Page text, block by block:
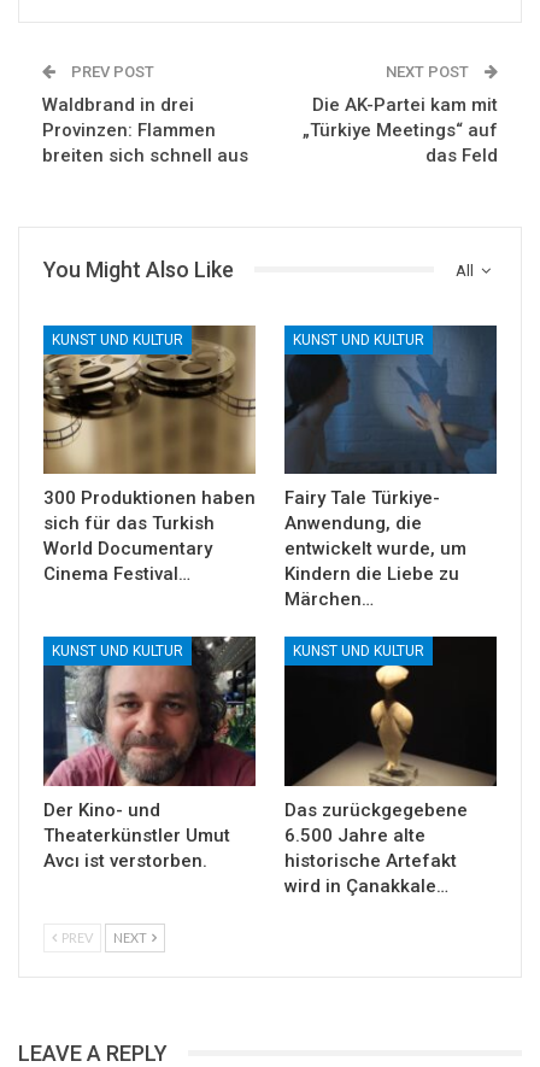
PREV POST
Waldbrand in drei
Provinzen: Flammen
breiten sich schnell aus
NEXT POST
Die AK-Partei kam mit
„Türkiye Meetings“ auf
das Feld
All
You Might Also Like
KUNST UND KULTUR
300 Produktionen haben
sich für das Turkish
World Documentary
Cinema Festival…
KUNST UND KULTUR
Fairy Tale Türkiye-
Anwendung, die
entwickelt wurde, um
Kindern die Liebe zu
Märchen…
KUNST UND KULTUR
Der Kino- und
Theaterkünstler Umut
Avcı ist verstorben.
KUNST UND KULTUR
Das zurückgegebene
6.500 Jahre alte
historische Artefakt
wird in Çanakkale…
PREV NEXT
LEAVE A REPLY